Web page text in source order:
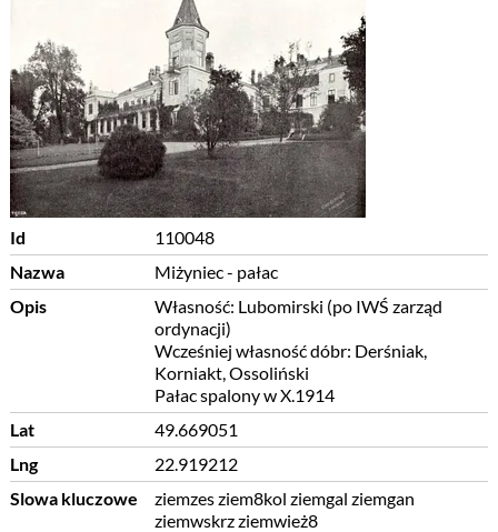
Id
110048
Nazwa
Miżyniec - pałac
Opis
Własność: Lubomirski (po IWŚ zarząd
ordynacji)
Wcześniej własność dóbr: Derśniak,
Korniakt, Ossoliński
Pałac spalony w X.1914
Lat
49.669051
Lng
22.919212
Slowa kluczowe
ziemzes ziem8kol ziemgal ziemgan
ziemwskrz ziemwież8